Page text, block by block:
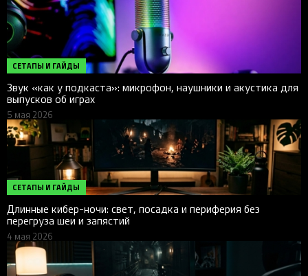
СЕТАПЫ И ГАЙДЫ
Звук «как у подкаста»: микрофон, наушники и акустика для
выпусков об играх
5 мая 2026
СЕТАПЫ И ГАЙДЫ
Длинные кибер-ночи: свет, посадка и периферия без
перегруза шеи и запястий
4 мая 2026